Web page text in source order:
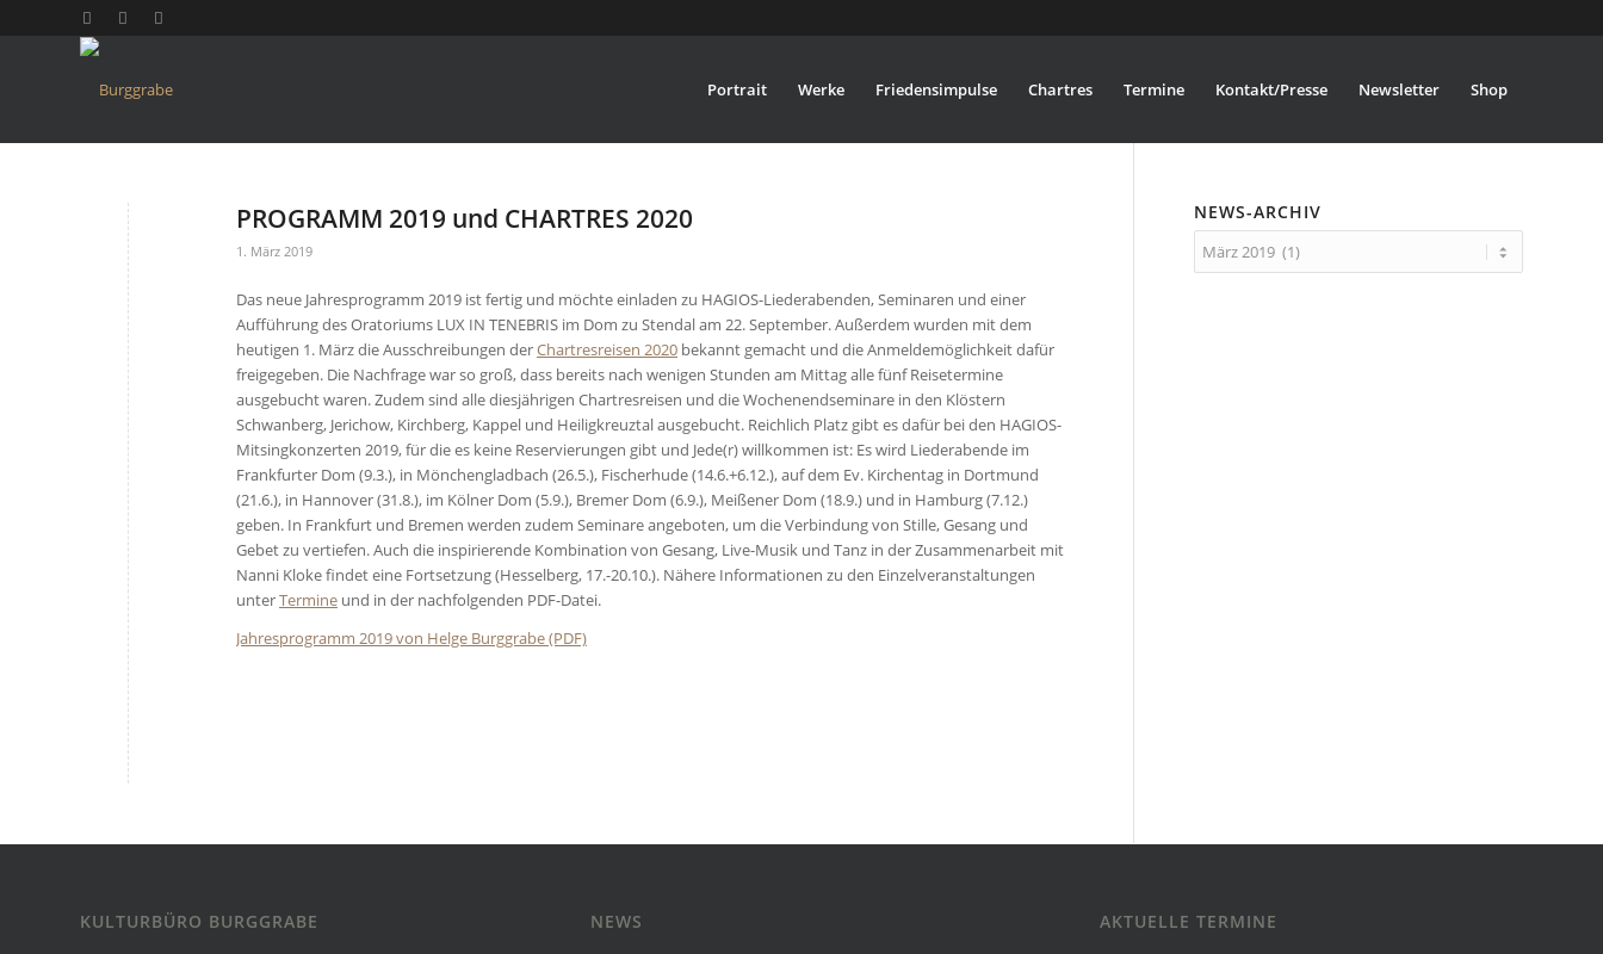
Portrait Werke Friedensimpulse Chartres Termine Kontakt/Presse Newsletter Shop
PROGRAMM 2019 und CHARTRES 2020
1. März 2019
Das neue Jahresprogramm 2019 ist fertig und möchte einladen zu HAGIOS-Liederabenden, Seminaren und einer
Aufführung des Oratoriums LUX IN TENEBRIS im Dom zu Stendal am 22. September. Außerdem wurden mit dem
heutigen 1. März die Ausschreibungen derChartresreisen 2020 bekannt gemacht und die Anmeldemöglichkeit dafür
freigegeben. Die Nachfrage war so groß, dass bereits nach wenigen Stunden am Mittag alle fünf Reisetermine
ausgebucht waren. Zudem sind alle diesjährigen Chartresreisen und die Wochenendseminare in den Klöstern
Schwanberg, Jerichow, Kirchberg, Kappel und Heiligkreuztal ausgebucht. Reichlich Platz gibt es dafür bei den HAGIOS-
Mitsingkonzerten 2019, für die es keine Reservierungen gibt und Jede(r) willkommen ist: Es wird Liederabende im
Frankfurter Dom (9.3.), in Mönchengladbach (26.5.), Fischerhude (14.6.+6.12.), auf dem Ev. Kirchentag in Dortmund
(21.6.), in Hannover (31.8.), im Kölner Dom (5.9.), Bremer Dom (6.9.), Meißener Dom (18.9.) und in Hamburg (7.12.)
geben. In Frankfurt und Bremen werden zudem Seminare angeboten, um die Verbindung von Stille, Gesang und
Gebet zu vertiefen. Auch die inspirierende Kombination von Gesang, Live-Musik und Tanz in der Zusammenarbeit mit
Nanni Kloke findet eine Fortsetzung (Hesselberg, 17.-20.10.). Nähere Informationen zu den Einzelveranstaltungen
unterTermine und in der nachfolgenden PDF-Datei.
Jahresprogramm 2019 von Helge Burggrabe (PDF)
NEWS-ARCHIV
KULTURBÜRO BURGGRABE NEWS AKTUELLE TERMINE